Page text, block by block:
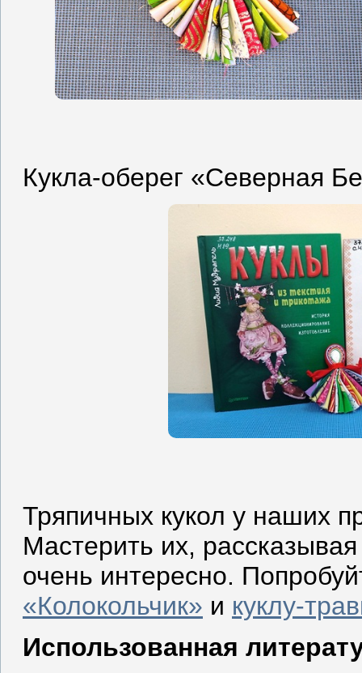
Кукла-оберег «Северная
Тряпичных кукол у наших
Мастерить их,
очень интересно.
«Колокольчик» и куклу-
Использованная